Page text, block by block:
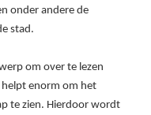
onder andere de
stad.
om over te lezen
enorm om het
te zien. Hierdoor wordt